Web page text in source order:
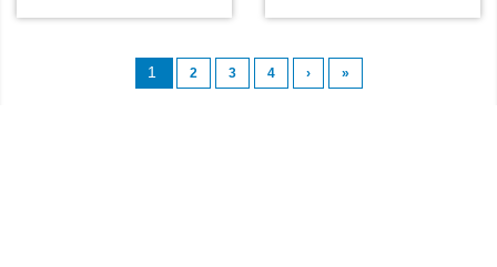
1 2 3 4 › »